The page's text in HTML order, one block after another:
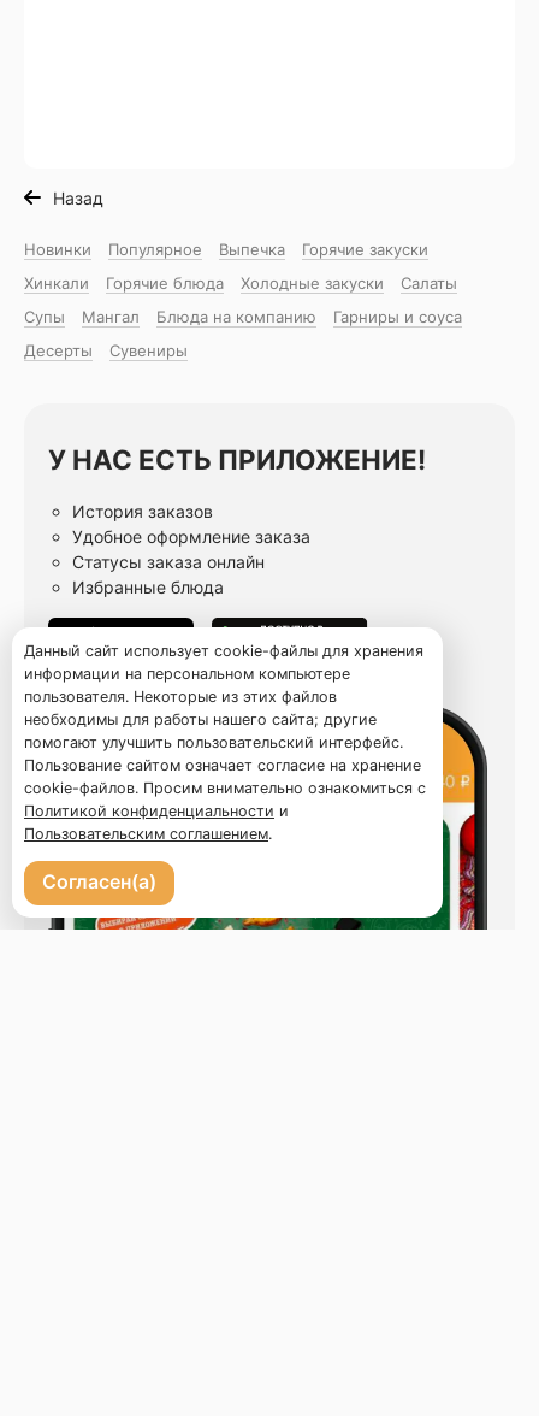
Назад
Новинки Популярное Выпечка
Горячие закуски
Хинкали
Горячие блюда Холодные закуски
Салаты
Супы
Мангал Блюда на компанию
Гарниры и соуса
Десерты
Сувениры
У НАС ЕСТЬ ПРИЛОЖЕНИЕ!
История заказов
Удобное оформление заказа
Статусы заказа онлайн
Избранные блюда
Данный сайт использует cookie-файлы для хранения
информации на персональном компьютере
пользователя. Некоторые из этих файлов
необходимы для работы нашего сайта; другие
помогают улучшить пользовательский интерфейс.
Пользование сайтом означает согласие на хранение
cookie-файлов. Просим внимательно ознакомиться с
Политикой конфиденциальности и
Пользовательским соглашением.
Согласен(а)